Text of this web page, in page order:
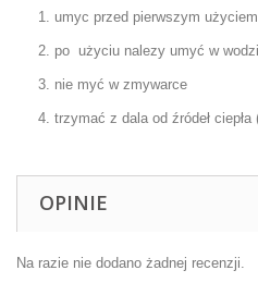
1. umyc przed pierwszym
2. po użyciu nalezy umyć w
3. nie myć w zmywarce
4. trzymać z dala od źródeł ciepła
OPINIE
Na razie nie dodano żadnej recenzji.